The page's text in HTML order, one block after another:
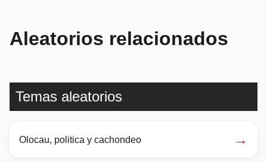
Aleatorios relacionados
Temas aleatorios
Olocau, politica y cachondeo →